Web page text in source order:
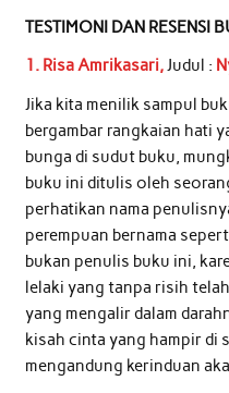
TESTIMONI DAN RESENSI
1. Risa Amrikasari,Judul :
Jika kita menilik sampul
bergambar rangkaian hati
bunga di sudut buku,
buku ini ditulis oleh
perhatikan nama
perempuan bernama
bukan penulis buku ini,
lelaki yang tanpa risih
yang mengalir dalam
kisah cinta yang hampir di
mengandung kerinduan